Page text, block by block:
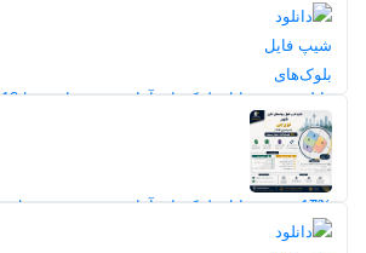
17%
17%
جمعیت، خانوار و مسکن سرشماری
11
جمعیتی، خانوار و مسکن سرشماری 1395
10
17%
دانلود شیپ فایل بلوک‌های آماری شهر دوبرجی |
سرشماری 1395